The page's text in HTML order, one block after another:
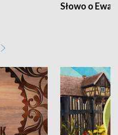
Słowo o